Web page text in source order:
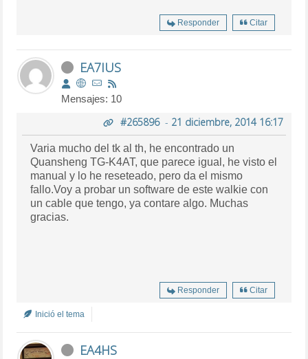
Responder Citar
EA7IUS
Mensajes: 10
#265896- 21 diciembre, 2014 16:17
Varia mucho del tk al th, he encontrado un
Quansheng TG-K4AT, que parece igual, he visto el
manual y lo he reseteado, pero da el mismo
fallo.Voy a probar un software de este walkie con
un cable que tengo, ya contare algo. Muchas
gracias.
Responder Citar
Inició el tema
EA4HS